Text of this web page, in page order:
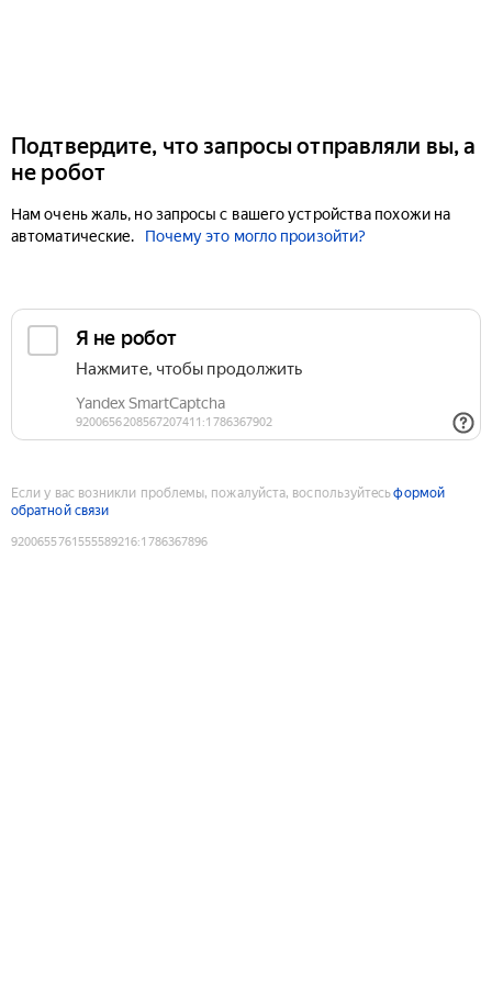
Подтвердите, что запросы отправляли вы, а
не робот
Нам очень жаль, но запросы с вашего устройства похожи на
автоматические.
Почему это могло произойти?
Если у вас возникли проблемы, пожалуйста, воспользуйтесьформой
обратной связи
9200655761555589216:1786367896